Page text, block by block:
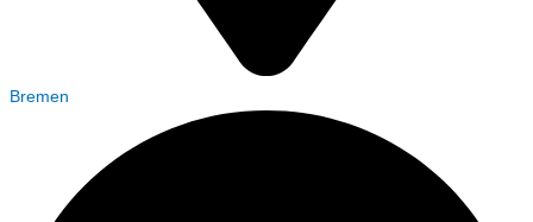
Bremen